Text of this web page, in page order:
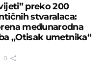
preko 200
stvaralaca:
međunarodna
„Otisak umetnika“
0